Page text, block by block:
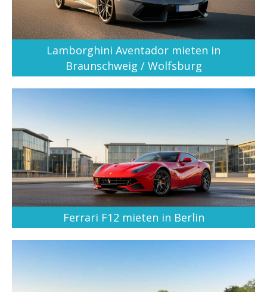
Lamborghini Aventador mieten in
Braunschweig / Wolfsburg
Ferrari F12 mieten in Berlin